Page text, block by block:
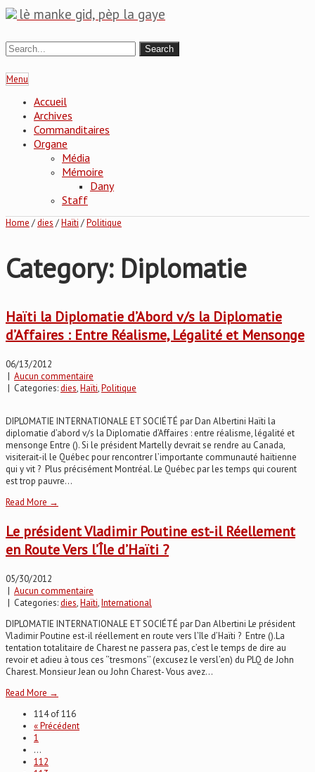
lè manke gid, pèp la gaye
Menu
Accueil
Archives
Commanditaires
Organe
Média
Mémoire
Dany
Staff
Home /dies /Haïti /Politique
Category: Diplomatie
Haïti la Diplomatie d’Abord v/s la Diplomatie
d’Affaires : Entre Réalisme, Légalité et Mensonge
06/13/2012
| Aucun commentaire
| Categories:dies,Haïti,Politique
DIPLOMATIE INTERNATIONALE ET SOCIÉTÉ par Dan Albertini Haïti la
diplomatie d’abord v/s la Diplomatie d’Affaires : entre réalisme, légalité et
mensonge Entre (). Si le président Martelly devrait se rendre au Canada,
visiterait-il le Québec pour rencontrer l’importante communauté haïtienne
qui y vit ? Plus précisément Montréal. Le Québec par les temps qui courent
est trop pauvre...
Read More →
Le président Vladimir Poutine est-il Réellement
en Route Vers l’Île d’Haïti ?
05/30/2012
| Aucun commentaire
| Categories:dies,Haïti,International
DIPLOMATIE INTERNATIONALE ET SOCIÉTÉ par Dan Albertini Le président
Vladimir Poutine est-il réellement en route vers l’île d’Haïti ? Entre ().La
tentation totalitaire de Charest ne passera pas, c’est le temps de dire au
revoir et adieu à tous ces ‘’tresmons’’ (excusez le versl’en) du PLQ de John
Charest. Monsieur Jean ou John Charest- Vous avez...
Read More →
114 of 116
« Précédent
1
…
112